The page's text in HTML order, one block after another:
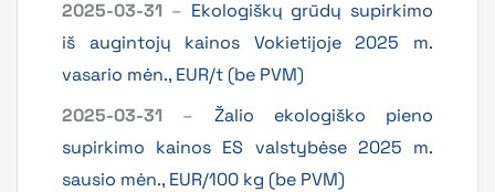
2025-03-31 – Ekologiškų grūdų supirkimo
iš augintojų kainos Vokietijoje 2025 m.
vasario mėn., EUR/t (be PVM)
2025-03-31 – Žalio ekologiško pieno
supirkimo kainos ES valstybėse 2025 m.
sausio mėn., EUR/100 kg (be PVM)